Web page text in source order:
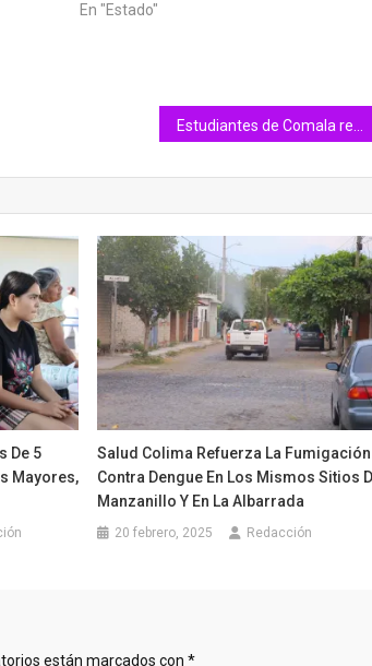
En "Estado"
Estudiantes de Comala reciben tarjetas de Mi ColiBeca para Empezar que otorga el gobierno de Indira Vizcaíno
De 5
Mayores,
Salud Colima Refuerza La Fumigación
Contra Dengue En Los Mismos Sitios
Manzanillo Y En La Albarrada
20 febrero, 2025 Redacción
están marcados con *